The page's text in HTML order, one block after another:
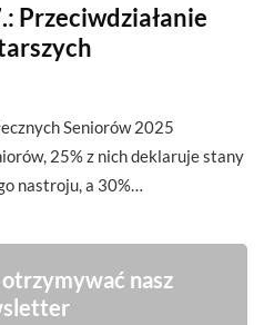
Przeciwdziałanie
Seniorów 2025
25% z nich deklaruje stany
nastroju, a 30%…
otrzymywać nasz